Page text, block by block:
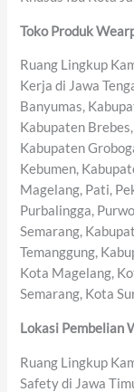
Toko Produk
Ruang Lingkup
Kerja di Jawa
Banyumas,
Kabupaten
Kabupaten
Kebumen,
Magelang, Pati,
Purbalingga,
Semarang,
Temanggung,
Kota Magelang,
Semarang, Kota
Lokasi Pembelian
Ruang Lingkup
Safety di Jawa